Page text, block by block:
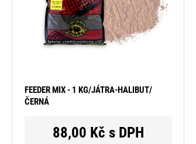
FEEDER MIX - 1 KG/JÁTRA-HALIBUT/
ČERNÁ
88,00 Kč s DPH